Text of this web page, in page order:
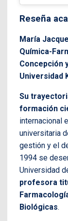
Reseña
María
Química-
Concepción
Universidad
Su
formación
internacional
universitaria
gestión y el
1994 se
Universidad
profesora
Biológicas.